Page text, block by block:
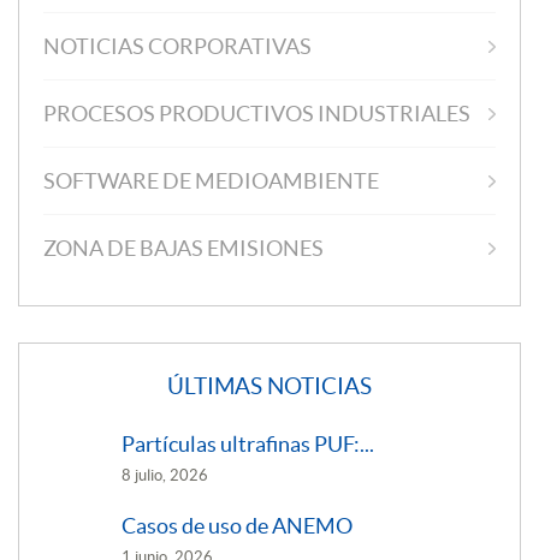
NOTICIAS CORPORATIVAS
PROCESOS PRODUCTIVOS INDUSTRIALES
SOFTWARE DE MEDIOAMBIENTE
ZONA DE BAJAS EMISIONES
ÚLTIMAS NOTICIAS
Partículas ultrafinas PUF:...
8 julio, 2026
Casos de uso de ANEMO